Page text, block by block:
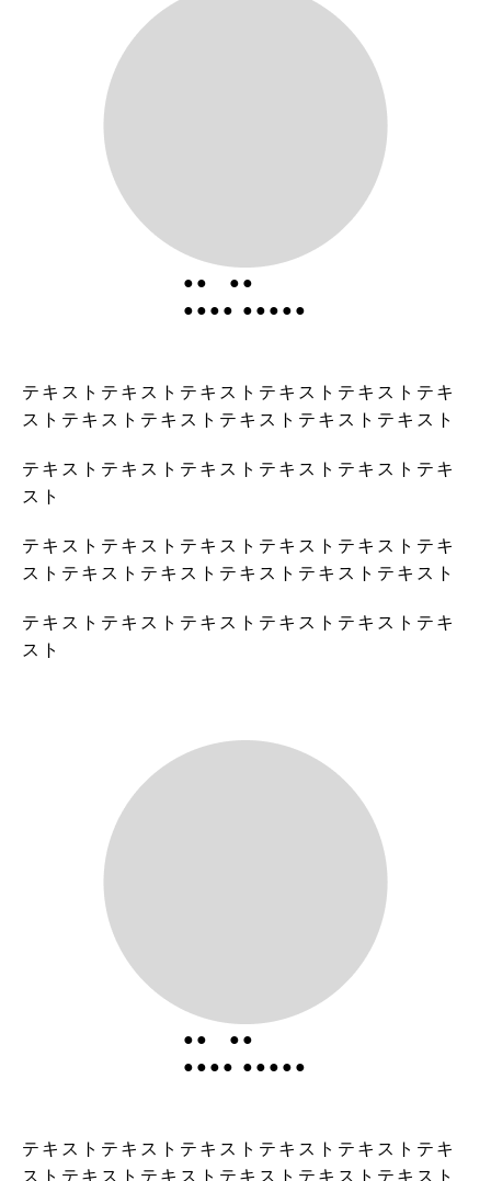
●● ●●
●●●● ●●●●●
テキストテキストテキストテキストテキストテキ
ストテキストテキストテキストテキストテキスト
テキストテキストテキストテキストテキストテキ
スト
テキストテキストテキストテキストテキストテキ
ストテキストテキストテキストテキストテキスト
テキストテキストテキストテキストテキストテキ
スト
●● ●●
●●●● ●●●●●
テキストテキストテキストテキストテキストテキ
ストテキストテキストテキストテキストテキスト